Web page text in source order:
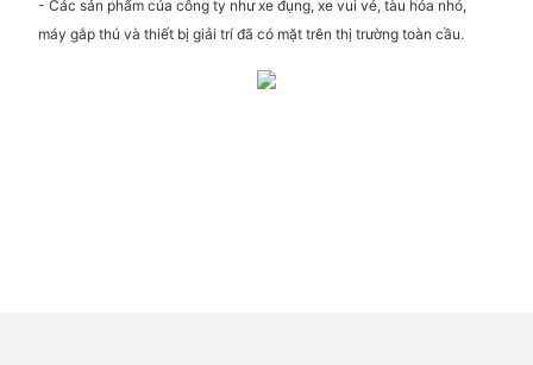
- Các sản phẩm của công ty như xe đụng, xe vui vẻ, tàu hỏa nhỏ,
máy gắp thú và thiết bị giải trí đã có mặt trên thị trường toàn cầu.